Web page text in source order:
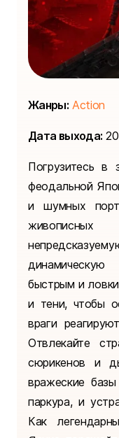
Жанры: Action
Дата выхода:
Погрузитесь в
феодальной
и шумных
быстрым и
и тени, чтобы
враги
Отвлекайте
сюрикенов и
вражеские
паркура, и
Как